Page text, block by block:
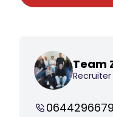
Team
Recruiter
0644296679